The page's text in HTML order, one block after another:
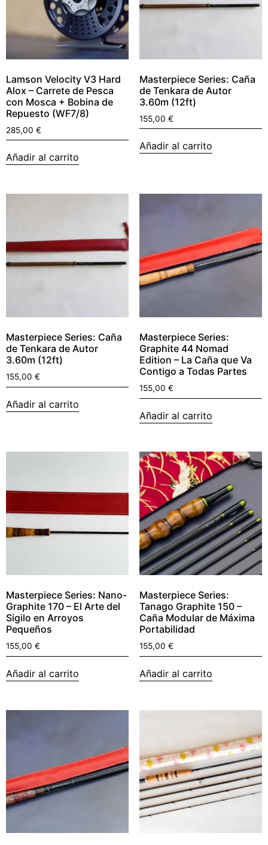
Lamson Velocity V3 Hard
Alox – Carrete de Pesca
con Mosca + Bobina de
Repuesto (WF7/8)
285,00 €
Añadir al carrito
Masterpiece Series: Caña
de Tenkara de Autor
3.60m (12ft)
155,00 €
Añadir al carrito
Masterpiece Series: Caña
de Tenkara de Autor
3.60m (12ft)
155,00 €
Añadir al carrito
Masterpiece Series:
Graphite 44 Nomad
Edition – La Caña que Va
Contigo a Todas Partes
155,00 €
Añadir al carrito
Masterpiece Series: Nano-
Graphite 170 – El Arte del
Sigilo en Arroyos
Pequeños
155,00 €
Añadir al carrito
Masterpiece Series:
Tanago Graphite 150 –
Caña Modular de Máxima
Portabilidad
155,00 €
Añadir al carrito